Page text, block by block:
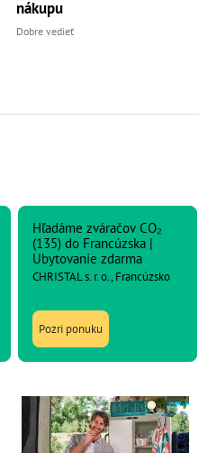
nákupu
Dobre vedieť
Hľadáme zváračov CO₂
(135) do Francúzska |
Ubytovanie zdarma
CHRISTAL s. r. o., Francúzsko
Pozri ponuku